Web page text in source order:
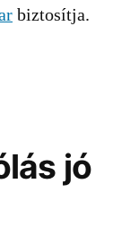
biztosítja.
jó